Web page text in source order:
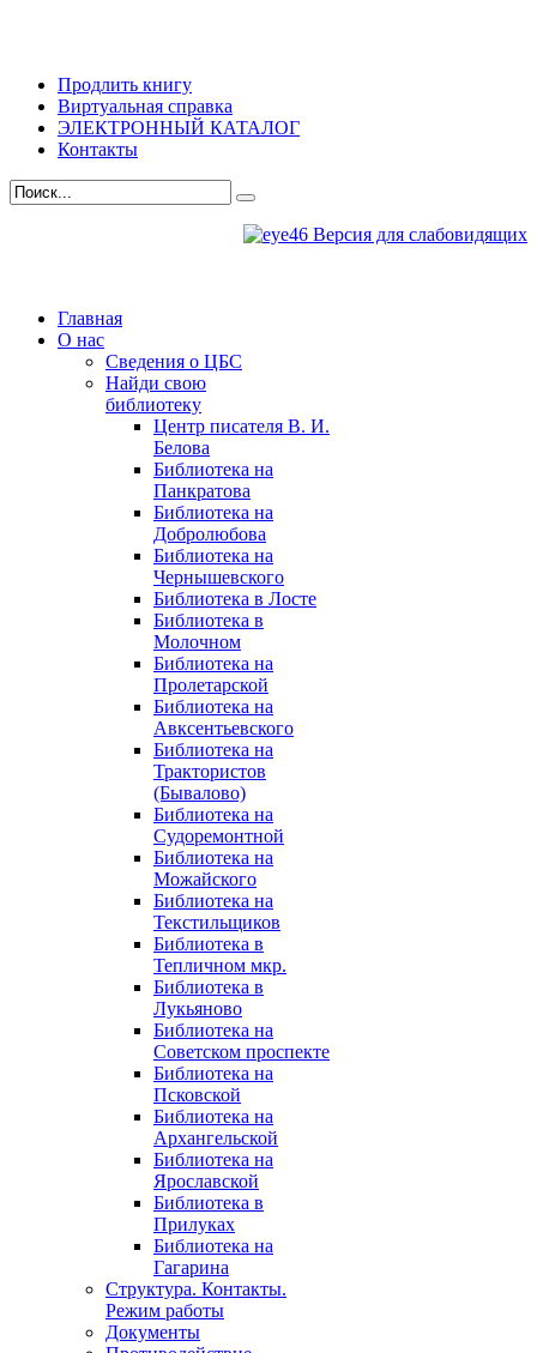
Продлить книгу
Виртуальная справка
ЭЛЕКТРОННЫЙ КАТАЛОГ
Контакты
Версия для слабовидящих
Главная
О нас
Сведения о ЦБС
Найди свою
библиотеку
Центр писателя В. И.
Белова
Библиотека на
Панкратова
Библиотека на
Добролюбова
Библиотека на
Чернышевского
Библиотека в Лосте
Библиотека в
Молочном
Библиотека на
Пролетарской
Библиотека на
Авксентьевского
Библиотека на
Трактористов
(Бывалово)
Библиотека на
Судоремонтной
Библиотека на
Можайского
Библиотека на
Текстильщиков
Библиотека в
Тепличном мкр.
Библиотека в
Лукьяново
Библиотека на
Советском проспекте
Библиотека на
Псковской
Библиотека на
Архангельской
Библиотека на
Ярославской
Библиотека в
Прилуках
Библиотека на
Гагарина
Структура. Контакты.
Режим работы
Документы